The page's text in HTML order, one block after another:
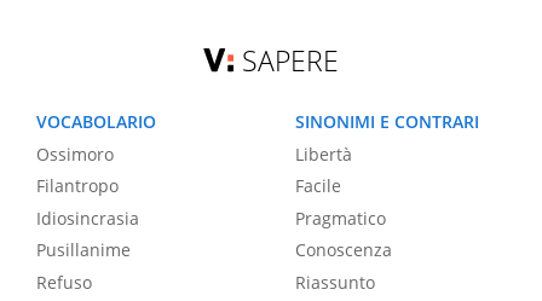
SAPERE
VOCABOLARIO
Ossimoro
Filantropo
Idiosincrasia
Pusillanime
Refuso
SINONIMI E CONTRARI
Libertà
Facile
Pragmatico
Conoscenza
Riassunto